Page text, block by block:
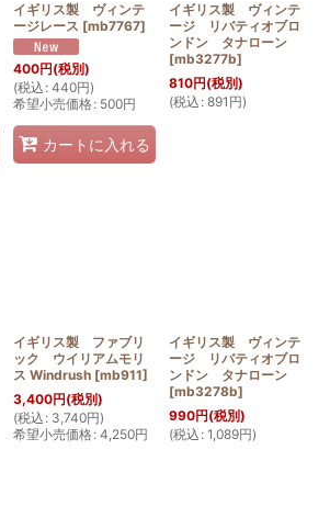
イギリス製 ヴィンテ
ージレース [mb7767]
400円(税別)
(税込 : 440円)
希望小売価格: 500円
カートに入れる
イギリス製 ヴィンテ
ージ リバティオブロ
ンドン タナローン
[mb3277b]
810円(税別)
(税込 : 891 円)
イギリス製 ファブリ
ック ウイリアムモリ
ス Windrush [mb911]
3,400円(税別)
(税込 : 3,740円)
希望小売価格: 4,250円
イギリス製 ヴィンテ
ージ リバティオブロ
ンドン タナローン
[mb3278b]
990円(税別)
(税込 : 1,089円)